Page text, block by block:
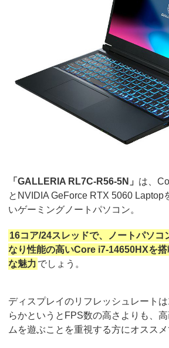
「GALLERIA RL7C-R56-5N」 は、
とNVIDIA GeForce RTX 5060 Laptop
いゲーミングノートパソコン。
16コア/24スレッドで、ノートパソコ
なり性能の高いCore i7-14650HXを
な魅力 でしょう。
ディスプレイのリフレッシュレート
らかというとFPS数の高さよりも、
ムを遊ぶことを重視する方にオススメ